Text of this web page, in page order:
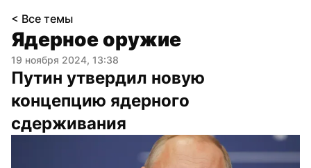
< Все темы
Ядерное оружие
19 ноября 2024, 13:38
Путин утвердил новую
концепцию ядерного
сдерживания